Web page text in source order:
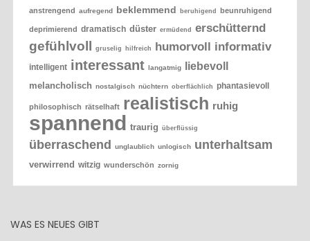
anstrengend aufregend beklemmend beruhigend beunruhigend
deprimierend dramatisch düster ermüdend erschütternd
gefühlvoll gruselig hilfreich humorvoll informativ
intelligent interessant langatmig liebevoll
melancholisch nostalgisch nüchtern oberflächlich phantasievoll
philosophisch rätselhaft realistisch ruhig
spannend traurig überflüssig
überraschend unglaublich unlogisch unterhaltsam
verwirrend witzig wunderschön zornig
WAS ES NEUES GIBT